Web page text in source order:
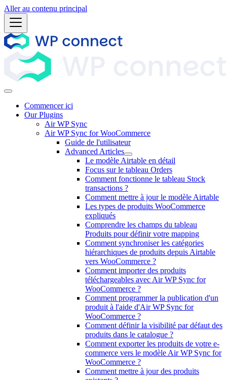
Aller au contenu principal
Commencer ici
Our Plugins
Air WP Sync
Air WP Sync for WooCommerce
Guide de l'utilisateur
Advanced Articles
Le modèle Airtable en détail
Focus sur le tableau Orders
Comment fonctionne le tableau Stock
transactions ?
Comment mettre à jour le modèle Airtable
Les types de produits WooCommerce
expliqués
Comprendre les champs du tableau
Produits pour définir votre mapping
Comment synchroniser les catégories
hiérarchiques de produits depuis Airtable
vers WooCommerce ?
Comment importer des produits
téléchargeables avec Air WP Sync for
WooCommerce ?
Comment programmer la publication d'un
produit à l'aide d'Air WP Sync for
WooCommerce ?
Comment définir la visibilité par défaut des
produits dans le catalogue ?
Comment exporter les produits de votre e-
commerce vers le modèle Air WP Sync for
WooCommerce ?
Comment mettre à jour des produits